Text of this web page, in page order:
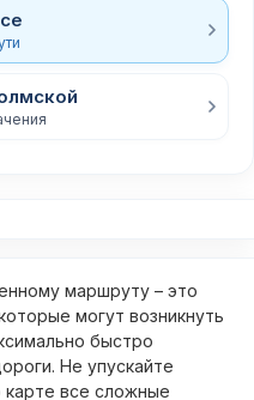
маршруту – это
могут возникнуть
быстро
Не упускайте
карте все сложные